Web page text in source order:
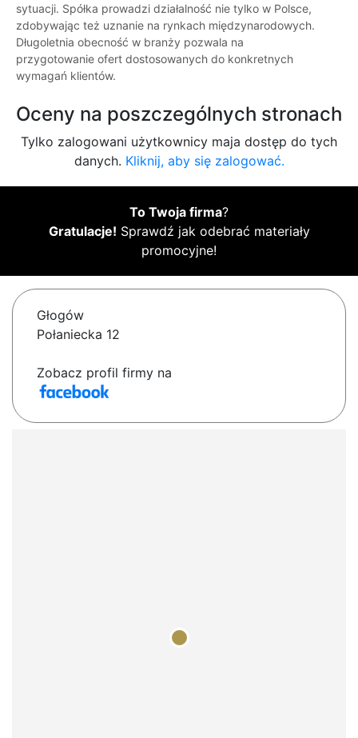
sytuacji. Spółka prowadzi działalność nie tylko w Polsce,
zdobywając też uznanie na rynkach międzynarodowych.
Długoletnia obecność w branży pozwala na
przygotowanie ofert dostosowanych do konkretnych
wymagań klientów.
Oceny na poszczególnych stronach
Tylko zalogowani użytkownicy maja dostęp do tych
danych. Kliknij, aby się zalogować.
To Twoja firma?
Gratulacje! Sprawdź jak odebrać materiały
promocyjne!
Głogów
Połaniecka 12
Zobacz profil firmy na